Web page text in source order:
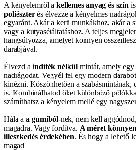
A kényelemről a kellemes anyag és szín
poliészter és élvezze a kényelmes
egyaránt. Akár a kerti munkákhoz, akár a
vagy a kutyasétáltatáshoz. A teljes
hangsúlyozza, amelyet könnyen
darabjával.
Élvezd a indíték nélkül mintát, amely
nadrágodat. Vegyél fel egy modern
kinézni. Köszönhetően a szabásmintának,
is. Kombinálhatod őket különböző
számíthatsz a kényelem mellé egy
Hála a a gumiból-nek, nem kell
magadra. Vagy fordítva. A méret
illeszkedés érdekében. És hogy a lehető
magad